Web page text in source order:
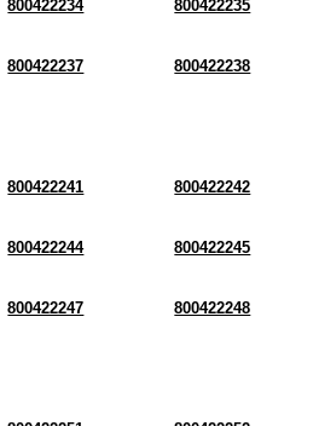
800422234 800422235
800422237 800422238
800422241 800422242
800422244 800422245
800422247 800422248